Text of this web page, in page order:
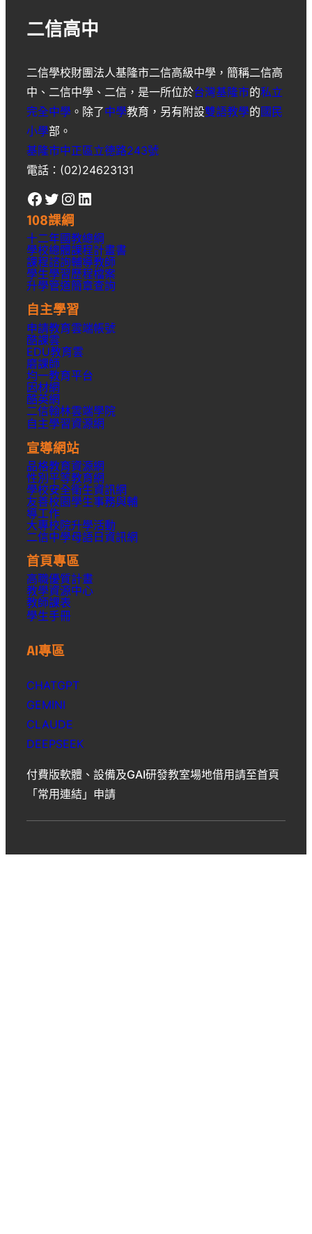
二信高中
二信學校財團法人基隆市二信高級中學 ，簡稱二信高
中 、 二信中學 、 二信 ，是一所位於台灣基隆市的私立
完全中學 。除了中學教育，另有附設雙語教學的國民
小學部。
基隆市中正區立德路243號
電話：(02)24623131
Facebook Twitter Instagram LinkedIn
108課綱
十二年國教總綱
學校總體課程計畫書
課程諮詢輔導教師
學生學習歷程檔案
升學管道簡章查詢
自主學習
申請教育雲端帳號
酷課雲
EDU教育雲
磨課師
均一教育平台
因材網
酷英網
二信翰林雲端學院
自主學習資源網
宣導網站
品格教育資源網
性別平等教育網
學校安全衛生資訊網
友善校園學生事務與輔
導工作
大專校院升學活動
二信中學母語日資訊網
首頁專區
高職優質計畫
教學資源中心
教師課表
學生手冊
AI專區
CHATGPT
GEMINI
CLAUDE
DEEPSEEK
付費版軟體、設備及GAI研發教室場地借用請至首頁
「常用連結」申請